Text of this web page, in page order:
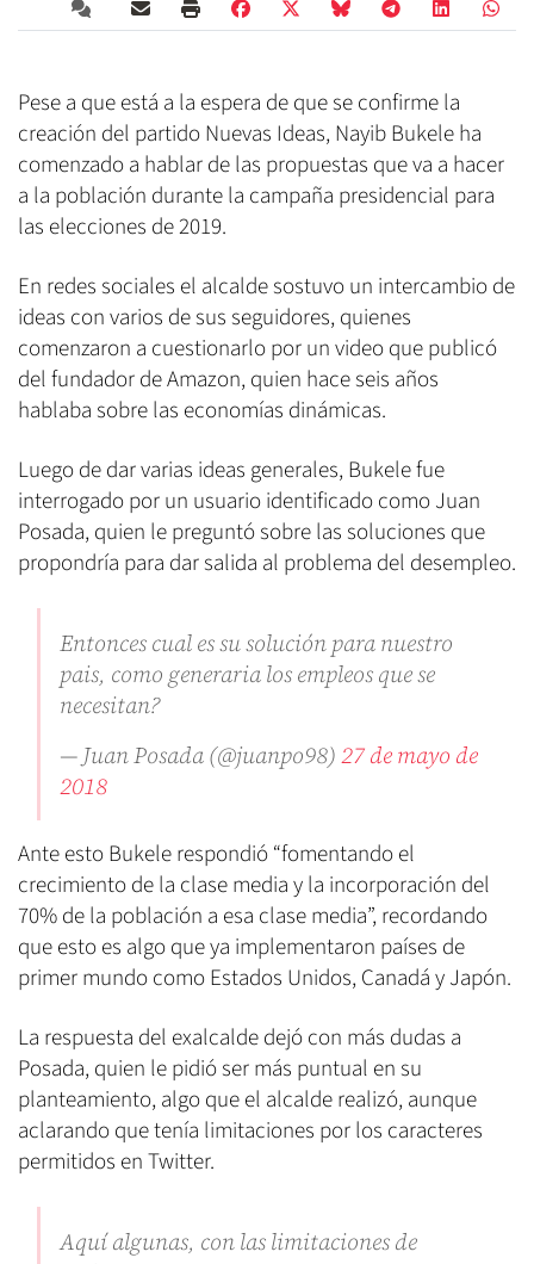
Pese a que está a la espera de que se confirme la
creación del partido Nuevas Ideas, Nayib Bukele ha
comenzado a hablar de las propuestas que va a hacer
a la población durante la campaña presidencial para
las elecciones de 2019.
En redes sociales el alcalde sostuvo un intercambio de
ideas con varios de sus seguidores, quienes
comenzaron a cuestionarlo por un video que publicó
del fundador de Amazon, quien hace seis años
hablaba sobre las economías dinámicas.
Luego de dar varias ideas generales, Bukele fue
interrogado por un usuario identificado como Juan
Posada, quien le preguntó sobre las soluciones que
propondría para dar salida al problema del desempleo.
Entonces cual es su solución para nuestro
pais, como generaria los empleos que se
necesitan?
— Juan Posada (@juanpo98)27 de mayo de
2018
Ante esto Bukele respondió “fomentando el
crecimiento de la clase media y la incorporación del
70% de la población a esa clase media”, recordando
que esto es algo que ya implementaron países de
primer mundo como Estados Unidos, Canadá y Japón.
La respuesta del exalcalde dejó con más dudas a
Posada, quien le pidió ser más puntual en su
planteamiento, algo que el alcalde realizó, aunque
aclarando que tenía limitaciones por los caracteres
permitidos en Twitter.
Aquí algunas, con las limitaciones de